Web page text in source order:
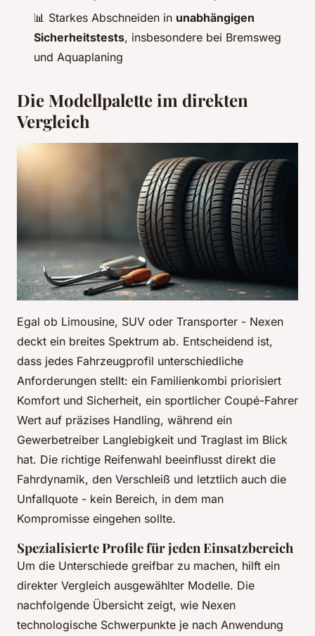
📊 Starkes Abschneiden in unabhängigen
Sicherheitstests, insbesondere bei Bremsweg
und Aquaplaning
Die Modellpalette im direkten
Vergleich
Egal ob Limousine, SUV oder Transporter - Nexen
deckt ein breites Spektrum ab. Entscheidend ist,
dass jedes Fahrzeugprofil unterschiedliche
Anforderungen stellt: ein Familienkombi priorisiert
Komfort und Sicherheit, ein sportlicher Coupé-Fahrer
Wert auf präzises Handling, während ein
Gewerbetreiber Langlebigkeit und Traglast im Blick
hat. Die richtige Reifenwahl beeinflusst direkt die
Fahrdynamik, den Verschleiß und letztlich auch die
Unfallquote - kein Bereich, in dem man
Kompromisse eingehen sollte.
Spezialisierte Profile für jeden Einsatzbereich
Um die Unterschiede greifbar zu machen, hilft ein
direkter Vergleich ausgewählter Modelle. Die
nachfolgende Übersicht zeigt, wie Nexen
technologische Schwerpunkte je nach Anwendung